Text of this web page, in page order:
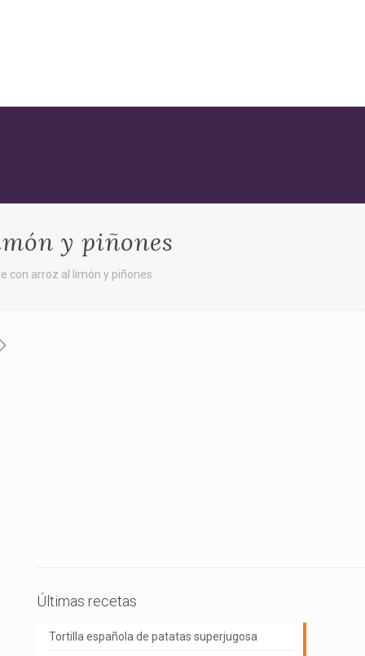
y piñones
con arroz al limón y piñones
Últimas recetas
Tortilla española de patatas superjugosa